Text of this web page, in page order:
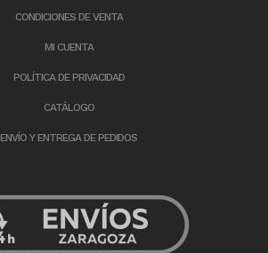
CONDICIONES DE VENTA
MI CUENTA
POLÍTICA DE PRIVACIDAD
CATÁLOGO
ENVÍO Y ENTREGA DE PEDIDOS